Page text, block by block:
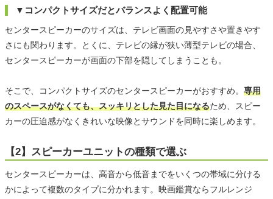
▼コンパクトサイズだとバランスよく配置可能
センタースピーカーのサイズは、テレビ画面の見やすさや置きやす
さにも関わります。とくに、テレビの縁が狭い薄型テレビの場合、
センタースピーカーが画面の下部を隠してしまうことも。
そこで、コンパクトサイズのセンタースピーカーがおすすめ。 専用
のスペースがなくても、スッキリとした見た目になるため、スピー
カーの圧迫感がなくきれいな映像とサウンドを同時に楽しめます。
【2】スピーカーユニットの種類で選ぶ
センタースピーカーは、高音から低音までをいくつの帯域に分ける
かによって複数のタイプに分かれます。映画鑑賞ならフルレンジ